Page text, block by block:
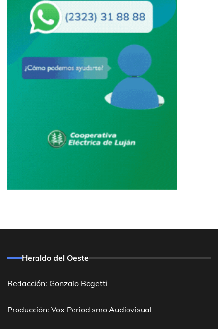
Heraldo del Oeste
Redacción: Gonzalo Bogetti
Producción: Vox Periodismo Audiovisual